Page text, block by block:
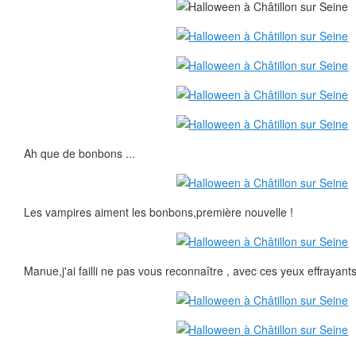
Ah que de bonbons ...
Les vampires aiment les bonbons,première nouvelle !
Manue,j'ai failli ne pas vous reconnaître , avec ces yeux